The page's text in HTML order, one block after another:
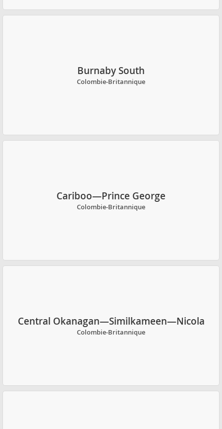
Burnaby South
Colombie-Britannique
Cariboo—Prince George
Colombie-Britannique
Central Okanagan—Similkameen—Nicola
Colombie-Britannique